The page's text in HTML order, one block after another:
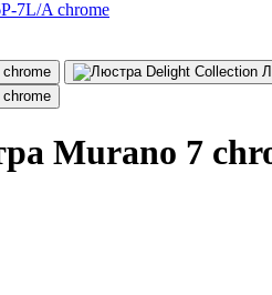
Murano 7